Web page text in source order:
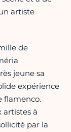
artiste
de
jeune sa
expérience
flamenco.
artistes à
par la